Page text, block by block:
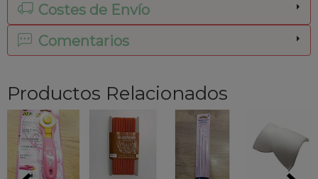
Costes de Envío
Comentarios
Productos Relacionados